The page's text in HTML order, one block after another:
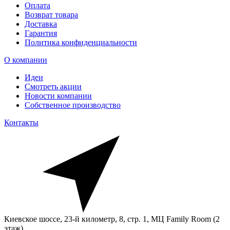
Оплата
Возврат товара
Доставка
Гарантия
Политика конфиденциальности
О компании
Идеи
Смотреть акции
Новости компании
Собственное производство
Контакты
Киевское шоссе, 23-й километр, 8, стр. 1, МЦ Family Room (2
этаж)